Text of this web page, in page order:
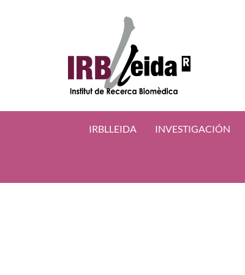
IRBLLEIDA INVESTIGACIÓN